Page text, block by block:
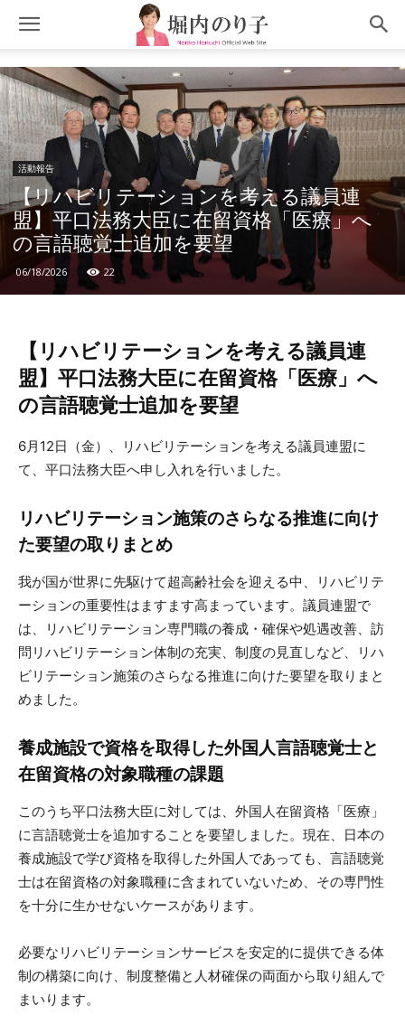
活動報告
【リハビリテーションを考える議員連
盟】平口法務大臣に在留資格「医療」へ
の言語聴覚士追加を要望
06/18/2026 22
【リハビリテーションを考える議員連
盟】平口法務大臣に在留資格「医療」へ
の言語聴覚士追加を要望
6月12日（金）、リハビリテーションを考える議員連盟に
て、平口法務大臣へ申し入れを行いました。
リハビリテーション施策のさらなる推進に向け
た要望の取りまとめ
我が国が世界に先駆けて超高齢社会を迎える中、リハビリテ
ーションの重要性はますます高まっています。議員連盟で
は、リハビリテーション専門職の養成・確保や処遇改善、訪
問リハビリテーション体制の充実、制度の見直しなど、リハ
ビリテーション施策のさらなる推進に向けた要望を取りまと
めました。
養成施設で資格を取得した外国人言語聴覚士と
在留資格の対象職種の課題
このうち平口法務大臣に対しては、外国人在留資格「医療」
に言語聴覚士を追加することを要望しました。現在、日本の
養成施設で学び資格を取得した外国人であっても、言語聴覚
士は在留資格の対象職種に含まれていないため、その専門性
を十分に生かせないケースがあります。
必要なリハビリテーションサービスを安定的に提供できる体
制の構築に向け、制度整備と人材確保の両面から取り組んで
まいります。